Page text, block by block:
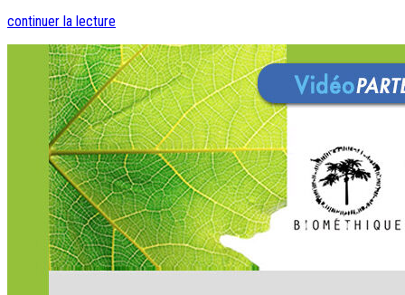
continuer la lecture